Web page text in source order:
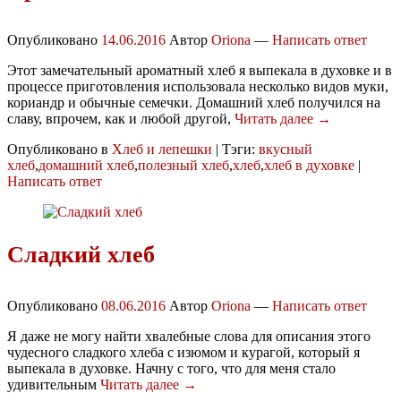
Опубликовано 14.06.2016 Автор Oriona — Написать ответ
Этот замечательный ароматный хлеб я выпекала в духовке и в
процессе приготовления использовала несколько видов муки,
кориандр и обычные семечки. Домашний хлеб получился на
славу, впрочем, как и любой другой, Читать далее →
Опубликовано в Хлеб и лепешки | Тэги: вкусный
хлеб,домашний хлеб,полезный хлеб,хлеб,хлеб в духовке |
Написать ответ
Сладкий хлеб
Опубликовано 08.06.2016 Автор Oriona — Написать ответ
Я даже не могу найти хвалебные слова для описания этого
чудесного сладкого хлеба с изюмом и курагой, который я
выпекала в духовке. Начну с того, что для меня стало
удивительным Читать далее →